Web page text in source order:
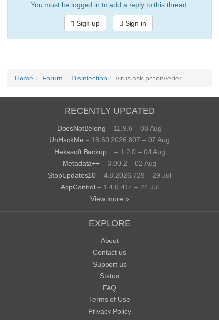
You must be logged in to add a reply to this thread.
Sign up Sign in
Home Forum Disinfection virus ask pcconverter
RECENTLY UPDATED
DoesNotBelong – 11.9.6 – 08 Aug
UnHackMe – 18.60.2026.807 – 07 Aug
Hekasoft Backup...
– 1.2.0 – 04 Aug
Metadata++ – 3.00.2 – 02 Aug
StopUpdates10 – 4.8.2026.729 – 29 Jul
AppControl – 1.4.0.414 – 24 Jul
View more »
EXPLORE
About
Contact us
Support us
Status
FAQ
Terms of Use
Privacy Policy